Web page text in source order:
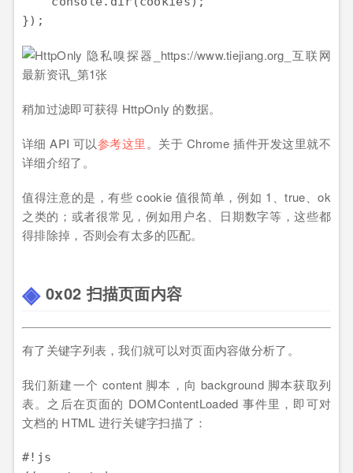
稍加过滤即可获得 HttpOnly 的数据。
详细 API 可以参考这里 。关于 Chrome 插件开发这里就不
详细介绍了。
值得注意的是，有些 cookie 值很简单，例如 1、true、ok
之类的；或者很常见，例如用户名、日期数字等，这些都
得排除掉，否则会有太多的匹配。
0x02 扫描页面内容
有了关键字列表，我们就可以对页面内容做分析了。
我们新建一个 content 脚本，向 background 脚本获取列
表。之后在页面的 DOMContentLoaded 事件里，即可对
文档的 HTML 进行关键字扫描了：
#!js